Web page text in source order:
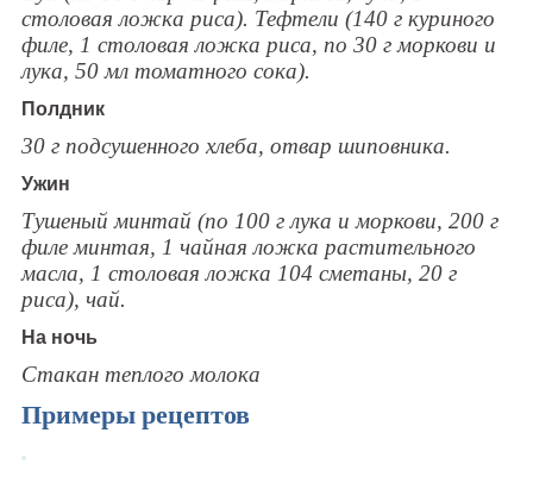
столовая ложка риса). Тефтели (140 г куриного
филе, 1 столовая ложка риса, по 30 г моркови и
лука, 50 мл томатного сока).
Полдник
30 г подсушенного хлеба, отвар шиповника.
Ужин
Тушеный минтай (по 100 г лука и моркови, 200 г
филе минтая, 1 чайная ложка растительного
масла, 1 столовая ложка 104 сметаны, 20 г
риса), чай.
На ночь
Стакан теплого молока
Примеры рецептов